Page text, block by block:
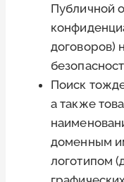
Публичной
договоров)
Поиск
а также
доменным
логотипом